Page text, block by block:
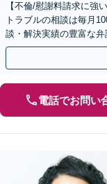
【不倫/慰謝料請求に強
トラブルの相談は毎月
談・解決実績の豊富な
回相談０円(電話)】【東
電話でお問い